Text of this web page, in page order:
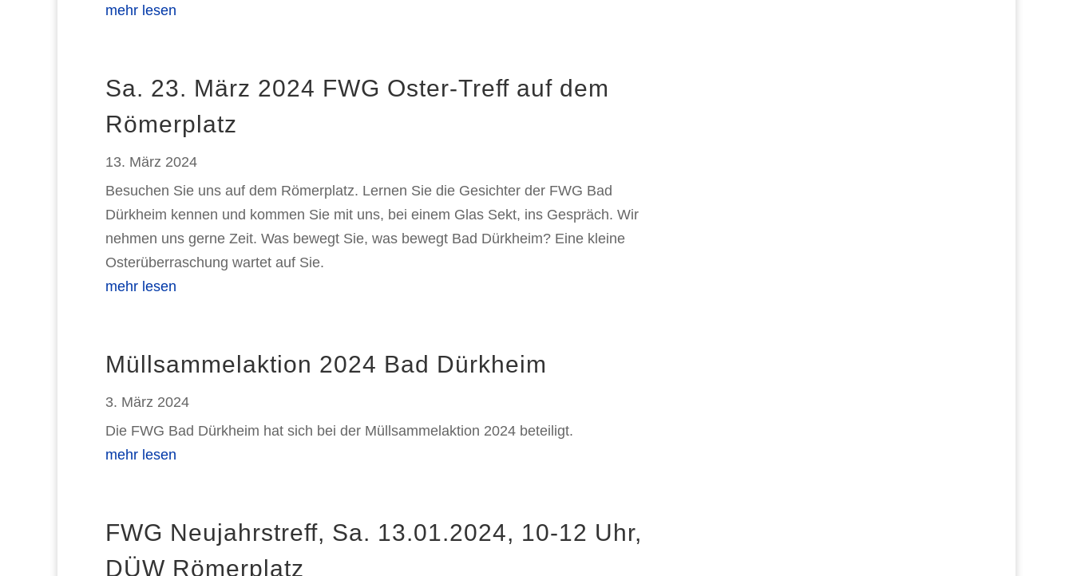
mehr lesen
Sa. 23. März 2024 FWG Oster-Treff auf dem
Römerplatz
13. März 2024
Besuchen Sie uns auf dem Römerplatz. Lernen Sie die Gesichter der FWG Bad
Dürkheim kennen und kommen Sie mit uns, bei einem Glas Sekt, ins Gespräch. Wir
nehmen uns gerne Zeit. Was bewegt Sie, was bewegt Bad Dürkheim? Eine kleine
Osterüberraschung wartet auf Sie.
mehr lesen
Müllsammelaktion 2024 Bad Dürkheim
3. März 2024
Die FWG Bad Dürkheim hat sich bei der Müllsammelaktion 2024 beteiligt.
mehr lesen
FWG Neujahrstreff, Sa. 13.01.2024, 10-12 Uhr,
DÜW Römerplatz